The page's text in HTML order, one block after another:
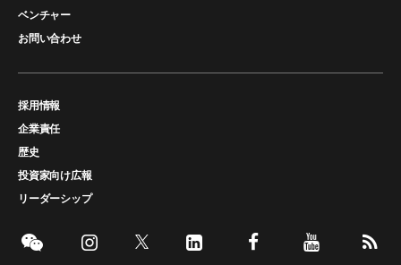
ベンチャー
お問い合わせ
採用情報
企業責任
歴史
投資家向け広報
リーダーシップ